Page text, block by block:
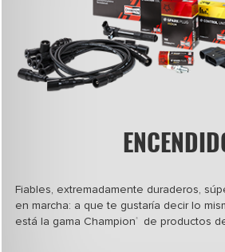
Fiables, extremadamente duraderos,
en marcha: a que te gustaría decir lo
está la gama Champion® de productos